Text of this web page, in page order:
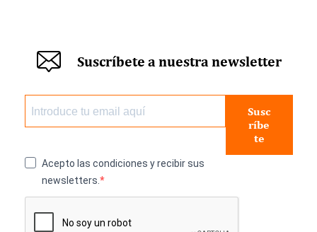
Suscríbete a nuestra newsletter
Susc
ríbe
te
Acepto las condiciones y recibir sus
newsletters.